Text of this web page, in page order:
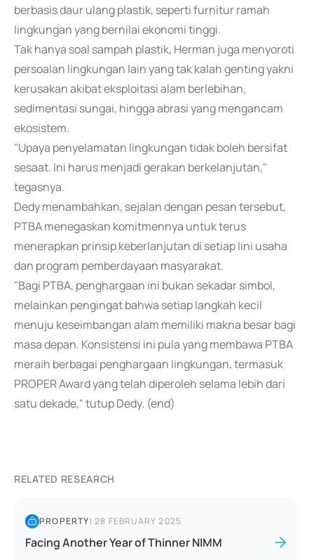
berbasis daur ulang plastik, seperti furnitur ramah
lingkungan yang bernilai ekonomi tinggi.
Tak hanya soal sampah plastik, Herman juga menyoroti
persoalan lingkungan lain yang tak kalah genting yakni
kerusakan akibat eksploitasi alam berlebihan,
sedimentasi sungai, hingga abrasi yang mengancam
ekosistem.
"Upaya penyelamatan lingkungan tidak boleh bersifat
sesaat. Ini harus menjadi gerakan berkelanjutan,"
tegasnya.
Dedy menambahkan, sejalan dengan pesan tersebut,
PTBA menegaskan komitmennya untuk terus
menerapkan prinsip keberlanjutan di setiap lini usaha
dan program pemberdayaan masyarakat.
"Bagi PTBA, penghargaan ini bukan sekadar simbol,
melainkan pengingat bahwa setiap langkah kecil
menuju keseimbangan alam memiliki makna besar bagi
masa depan. Konsistensi ini pula yang membawa PTBA
meraih berbagai penghargaan lingkungan, termasuk
PROPER Award yang telah diperoleh selama lebih dari
satu dekade," tutup Dedy. (end)
RELATED RESEARCH
PROPERTY|28 FEBRUARY 2025
Facing Another Year of Thinner NIMM